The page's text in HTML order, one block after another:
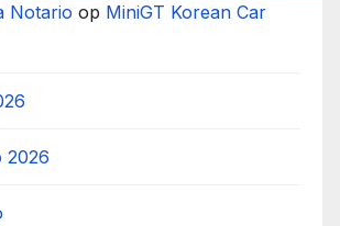
Notario op MiniGT Korean Car
2026